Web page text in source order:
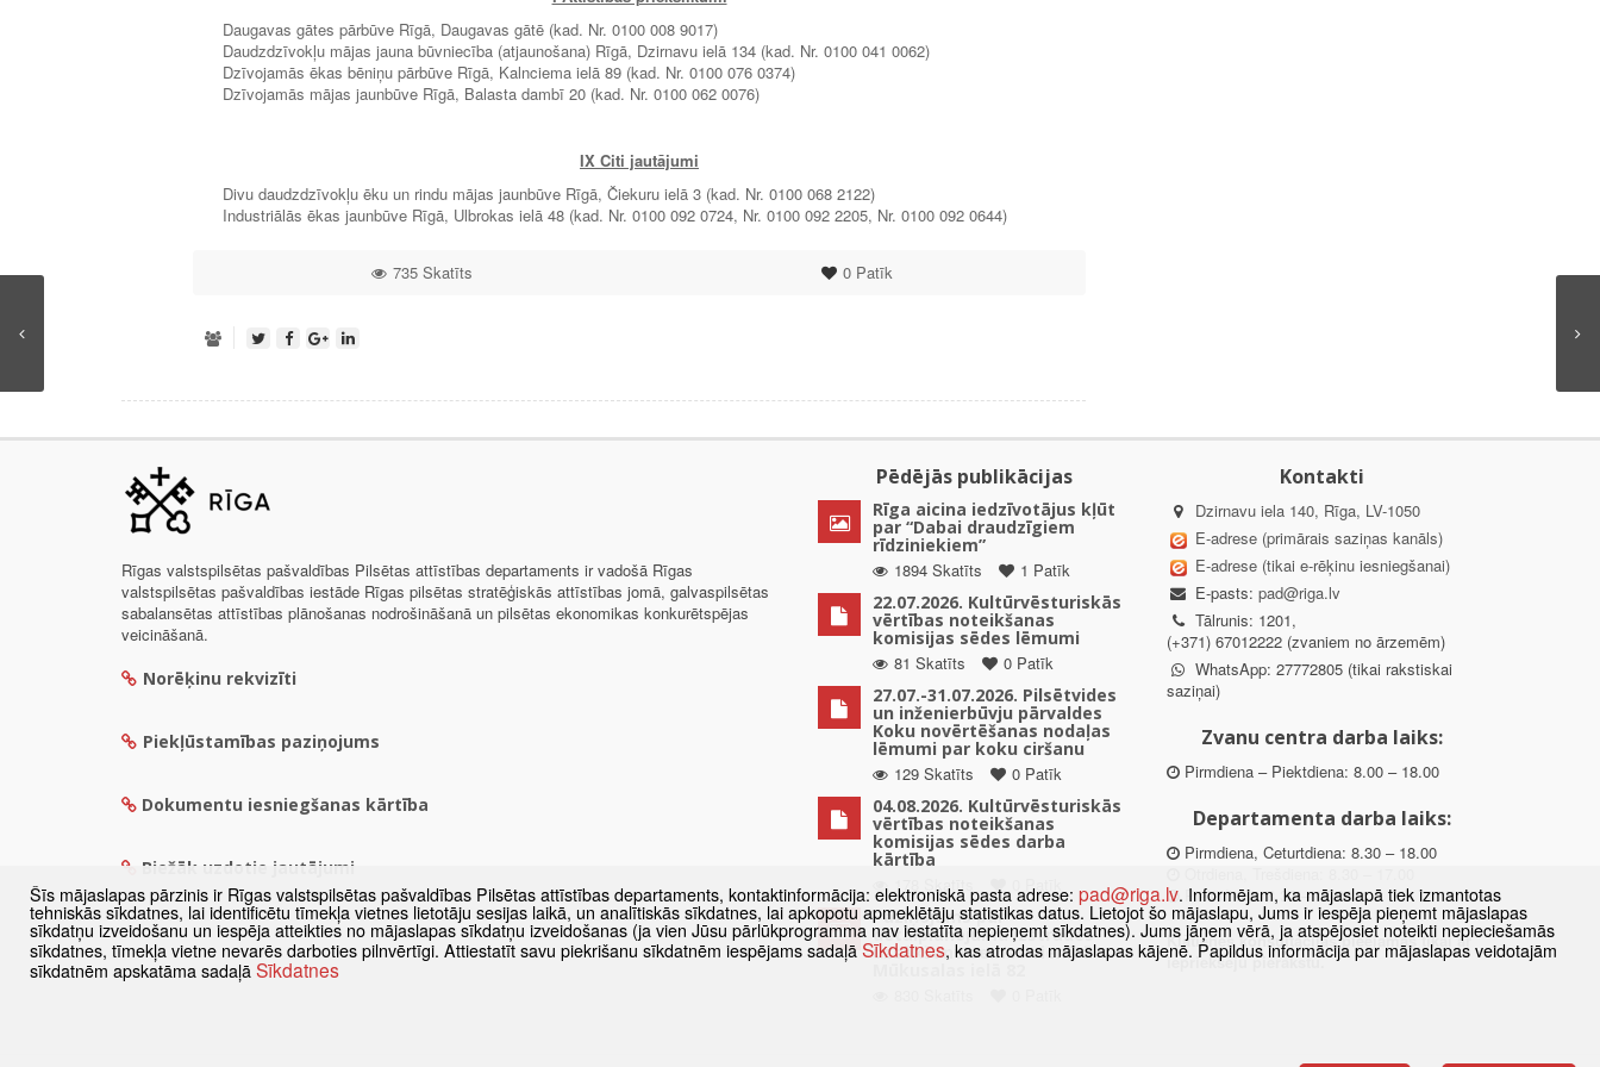
Daugavas gātes pārbūve Rīgā, Daugavas gātē (kad. Nr. 0100 008 9017)
Daudzdzīvokļu mājas jauna būvniecība (atjaunošana) Rīgā, Dzirnavu ielā 134 (kad. Nr. 0100 041 0062)
Dzīvojamās ēkas bēniņu pārbūve Rīgā, Kalnciema ielā 89 (kad. Nr. 0100 076 0374)
Dzīvojamās mājas jaunbūve Rīgā, Balasta dambī 20 (kad. Nr. 0100 062 0076)
IX Citi jautājumi
Divu daudzdzīvokļu ēku un rindu mājas jaunbūve Rīgā, Čiekuru ielā 3 (kad. Nr. 0100 068 2122)
Industriālās ēkas jaunbūve Rīgā, Ulbrokas ielā 48 (kad. Nr. 0100 092 0724, Nr. 0100 092 2205, Nr. 0100 092 0644)
0Patīk
735 Skatīts
Rīgas valstspilsētas pašvaldības Pilsētas attīstības departaments ir vadošā Rīgas
valstspilsētas pašvaldības iestāde Rīgas pilsētas stratēģiskās attīstības jomā, galvaspilsētas
sabalansētas attīstības plānošanas nodrošināšanā un pilsētas ekonomikas konkurētspējas
veicināšanā.
Norēķinu rekvizīti
Piekļūstamības paziņojums
Dokumentu iesniegšanas kārtība
Biežāk uzdotie jautājumi
Pēdējās publikācijas
Rīga aicina iedzīvotājus kļūt
par “Dabai draudzīgiem
rīdziniekiem”
1894 Skatīts
1 Patīk
22.07.2026. Kultūrvēsturiskās
vērtības noteikšanas
komisijas sēdes lēmumi
81 Skatīts
0 Patīk
27.07.-31.07.2026. Pilsētvides
un inženierbūvju pārvaldes
Koku novērtēšanas nodaļas
lēmumi par koku ciršanu
129 Skatīts
0 Patīk
04.08.2026. Kultūrvēsturiskās
vērtības noteikšanas
komisijas sēdes darba
kārtība
178 Skatīts
0 Patīk
Paziņojums par
detālplānojuma izstrādes
uzsākšanu zemes vienībā
Kontakti
Dzirnavu iela 140, Rīga, LV-1050
E-adrese (primārais saziņas kanāls)
E-adrese (tikai e-rēķinu iesniegšanai)
E-pasts: pad@riga.lv
Tālrunis: 1201,
(+371) 67012222 (zvaniem no ārzemēm)
WhatsApp: 27772805 (tikai rakstiskai
saziņai)
Zvanu centra darba laiks:
Pirmdiena – Piektdiena: 8.00 – 18.00
Departamenta darba laiks:
Pirmdiena, Ceturtdiena: 8.30 – 18.00
Piektdiena: 8.30 – 15.00
Klātienes konsultācijas pieejamas tikai ar
iepriekšēju pierakstu.
Šīs mājaslapas pārzinis ir Rīgas valstspilsētas pašvaldības Pilsētas attīstības departaments, kontaktinformācija: elektroniskā pasta adrese: pad@riga.lv. Informējam, ka mājaslapā tiek izmantotas
tehniskās sīkdatnes, lai identificētu tīmekļa vietnes lietotāju sesijas laikā, un analītiskās sīkdatnes, lai apkopotu apmeklētāju statistikas datus. Lietojot šo mājaslapu, Jums ir iespēja pieņemt mājaslapas
sīkdatņu izveidošanu un iespēja atteikties no mājaslapas sīkdatņu izveidošanas (ja vien Jūsu pārlūkprogramma nav iestatīta nepieņemt sīkdatnes). Jums jāņem vērā, ja atspējosiet noteikti nepieciešamās
sīkdatnes, tīmekļa vietne nevarēs darboties pilnvērtīgi. Attiestatīt savu piekrišanu sīkdatnēm iespējams sadaļā Sīkdatnes, kas atrodas mājaslapas kājenē. Papildus informācija par mājaslapas veidotajām
sīkdatnēm apskatāma sadaļā Sīkdatnes